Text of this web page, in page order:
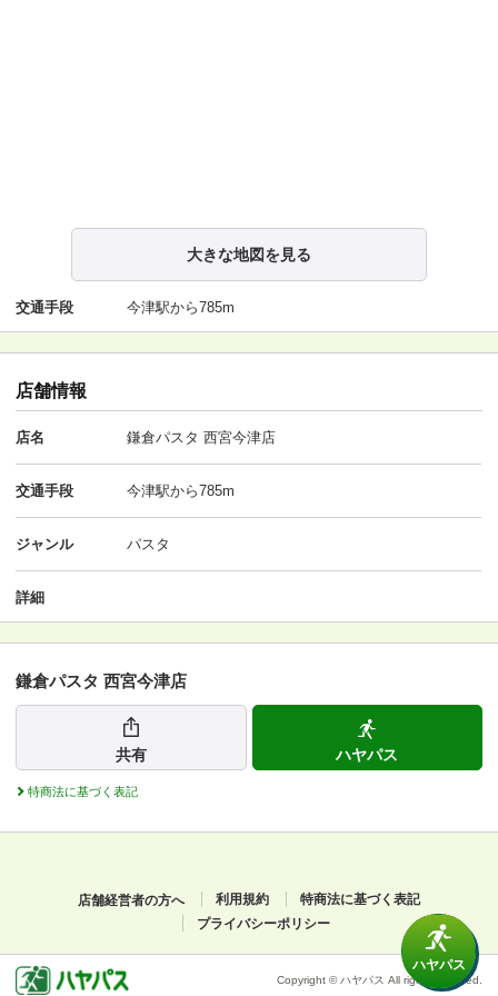
大きな地図を見る
交通手段 今津駅から785m
店舗情報
店名 鎌倉パスタ 西宮今津店
交通手段 今津駅から785m
ジャンル パスタ
詳細
鎌倉パスタ 西宮今津店
共有 ハヤパス
特商法に基づく表記
ハヤパス
店舗経営者の方へ 利用規約
特商法に基づく表記
プライバシーポリシー
Copyright © ハヤパス All rights reserved.